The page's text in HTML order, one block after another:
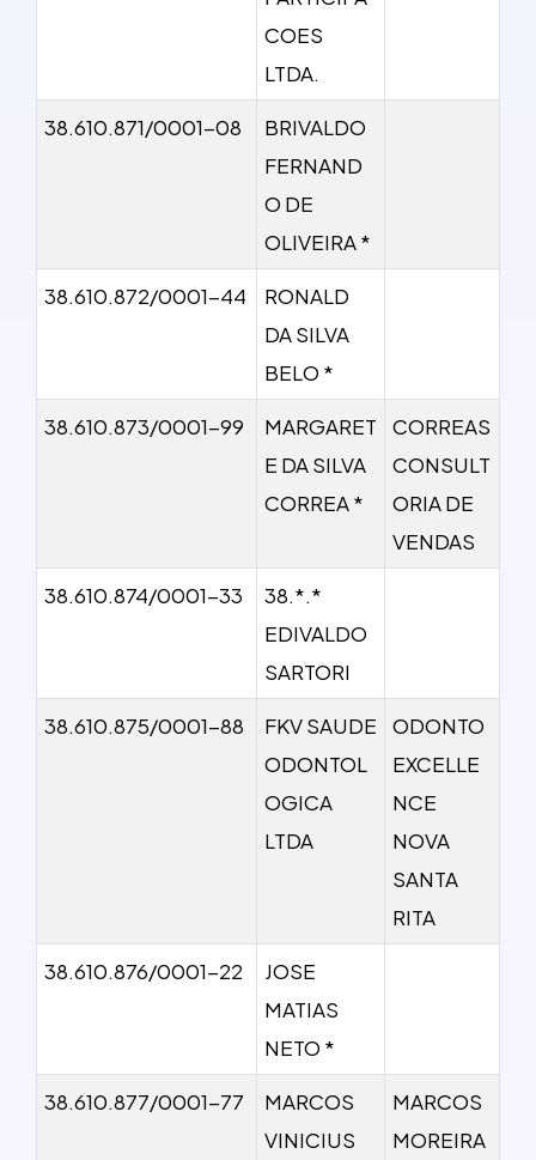
COES
LTDA.
38.610.871/0001-08
BRIVALDO
FERNAND
O DE
OLIVEIRA *
38.610.872/0001-44
RONALD
DA SILVA
BELO *
38.610.873/0001-99
MARGARET
E DA SILVA
CORREA *
CORREAS
CONSULT
ORIA DE
VENDAS
38.610.874/0001-33
38.*.*
EDIVALDO
SARTORI
38.610.875/0001-88
FKV SAUDE
ODONTOL
OGICA
LTDA
ODONTO
EXCELLE
NCE
NOVA
SANTA
RITA
38.610.876/0001-22
JOSE
MATIAS
NETO *
38.610.877/0001-77
MARCOS
VINICIUS
MARCOS
MOREIRA